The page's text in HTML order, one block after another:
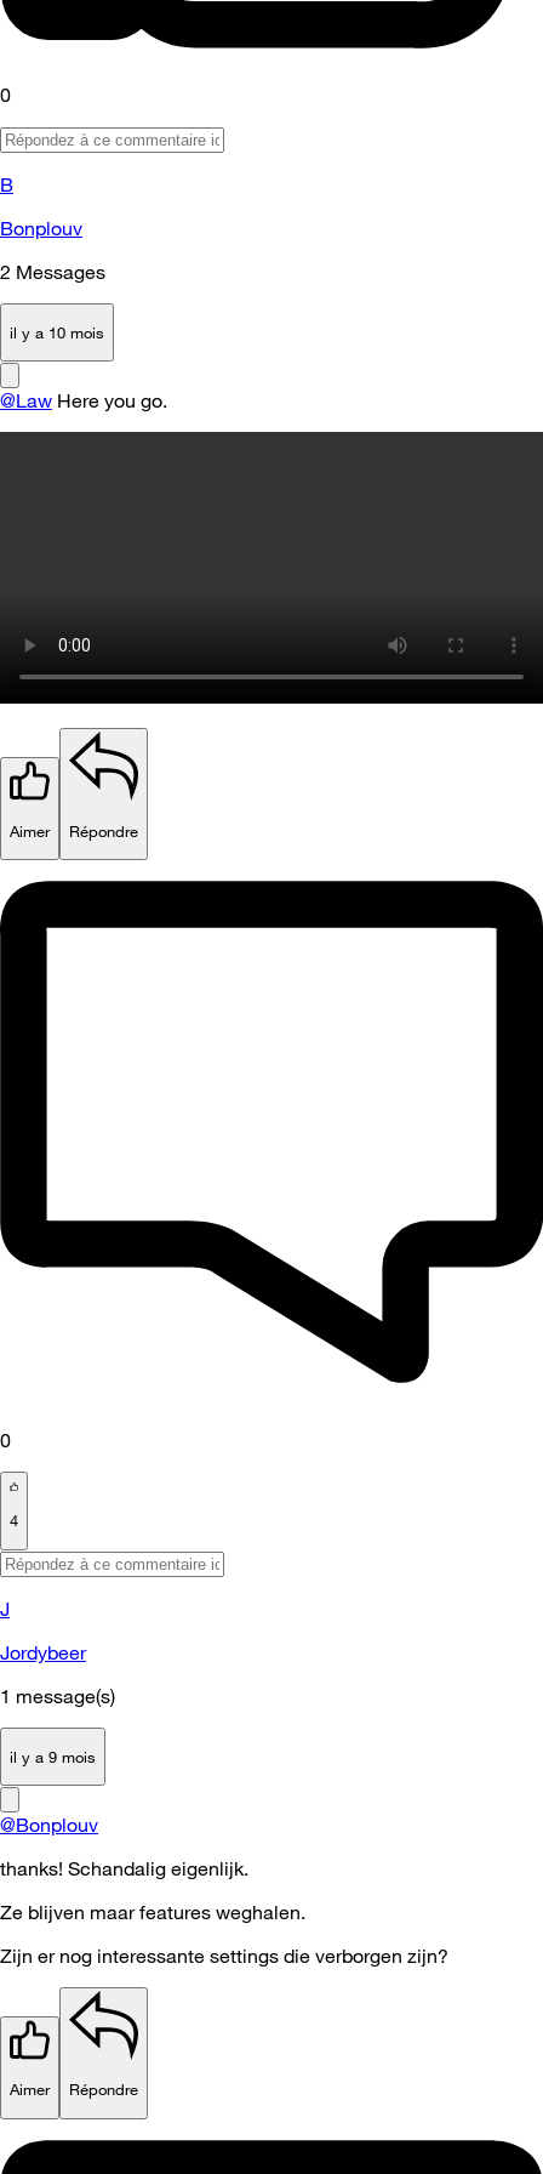
0
B
Bonplouv
2 Messages
il y a 10 mois
@Law Here you go.
Aimer Répondre
0
4
J
Jordybeer
1 message(s)
il y a 9 mois
@Bonplouv
thanks! Schandalig eigenlijk.
Ze blijven maar features weghalen.
Zijn er nog interessante settings die verborgen zijn?
Aimer Répondre